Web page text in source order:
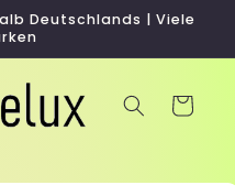
Deutschlands | Viele
Warenkorb